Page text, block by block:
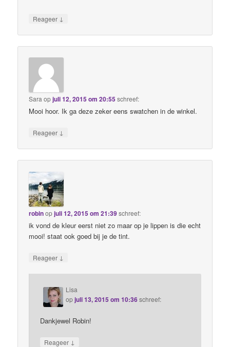
Reageer ↓
Sara opjuli 12, 2015 om 20:55 schreef:
Mooi hoor. Ik ga deze zeker eens swatchen in de winkel.
Reageer ↓
robinopjuli 12, 2015 om 21:39schreef:
ik vond de kleur eerst niet zo maar op je lippen is die echt
mooi! staat ook goed bij je de tint.
Reageer ↓
Lisa
opjuli 13, 2015 om 10:36schreef:
Dankjewel Robin!
Reageer ↓